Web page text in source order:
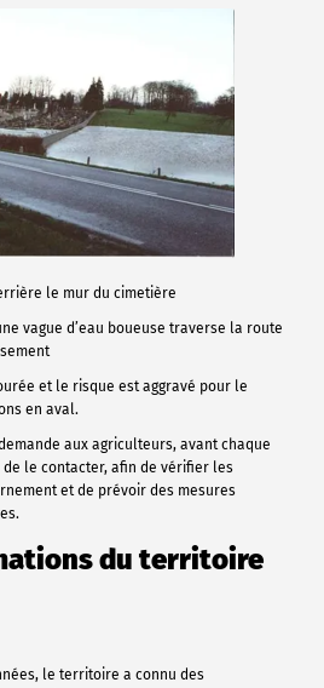
le mur du cimetière
vague d’eau boueuse traverse la route
et le risque est aggravé pour le
en aval.
aux agriculteurs, avant chaque
le contacter, afin de vérifier les
et de prévoir des mesures
du territoire
le territoire a connu des